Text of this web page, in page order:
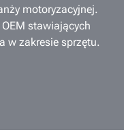
motoryzacyjnej.
stawiających
w zakresie sprzętu.